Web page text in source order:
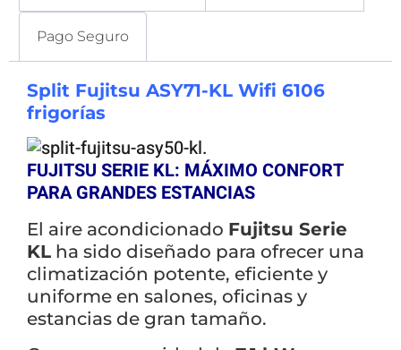
Pago Seguro
Split Fujitsu ASY71-KL Wifi 6106
frigorías
FUJITSU SERIE KL: MÁXIMO CONFORT
PARA GRANDES ESTANCIAS
El aire acondicionado Fujitsu Serie
KL ha sido diseñado para ofrecer una
climatización potente, eficiente y
uniforme en salones, oficinas y
estancias de gran tamaño.